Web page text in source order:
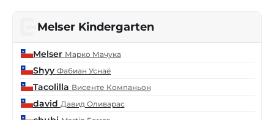
Melser Kindergarten
Melser Марко Мачука
Shyy Фабиан Уснаё
Tacolilla Висенте Компаньон
david Давид Оливарас